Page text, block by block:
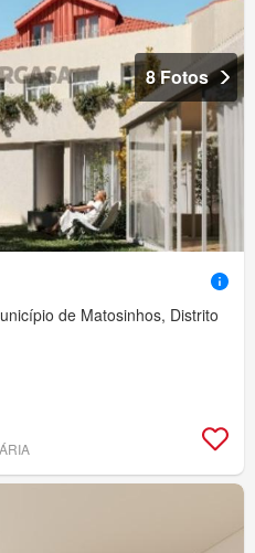
8 Fotos
de Matosinhos, Distrito